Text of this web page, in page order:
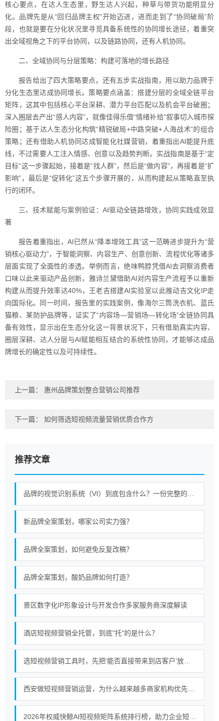
核心要点，在达人生态里，野生达人兴起，种草与带货功能明显分
化。品牌先是从“回归品牌主权”开始迈进，进而走到了“协同破局”阶
段，也就是要在分化状况里寻觅具备系统性的协同增长途径，着重突
出全域视角之下的平台协同，以及链路协同，还有人机协同。
二、全域协同与分层策略：构建可落地的增长路径
报告给出了四大策略要点，还有五步实战指南，用以助力品牌于
分化生态里达成协同增长。策略要点涵盖：搭建分层的全域全链平台
矩阵，这其中包括核心平台深耕、潜力平台匹配以及机会平台破圈；
深入圈层去产出“感人内容”，就像佳得乐借“情绪补给”叙事切入城市探
险圈；基于达人生态分化构筑“精锐破局+中路突破+人海战术”的组合
策略；还有借助人机协同达成智能化社媒营销，着重指出AI能提升底
线，不过需要人工注入情感、创意以及趋势判断。实战指南是基于“定
目标”这一步骤起始，接着是“找人群”，然后是“做内容”，再接着是“扩
影响”，最后是“促转化”这五个步骤开展的，从而构建起从策略直至执
行的闭环。
三、技术赋能与案例验证：AI驱动全链路增效，协同实践成效显
著
报告着重指出，AI已然从“降本增效工具”这一范畴进步提升为“营
销核心驱动力”，于智能洞察、内容生产、创意创新、流程优化等诸多
层面实现了全面性的渗透。举例而言，绝味鸭脖凭借AI去洞察消费者
口味以此来驱动产品创新，雅诗兰黛借助AI对内容生产流程予以重新
构建从而提升效率达40%，王老吉搭建AI实验室以此推动吉文化IP走
向国际化。同一时间，报告里的实践案例，像海尔三筒洗衣机、蓝氏
猫粮、某防护品牌等，证实了“内容场—营销场—转化场”全链协同具
备有效性，显示出在生态分化这一背景状况下，只有借助真实内容、
圈层深耕、达人分层与AI赋能相互结合的系统性协同，才能够达成品
牌增长的确定性以及可持续性。
上一篇： 惠州品牌策划整合营销公司推荐
下一篇： 如何筛选短视频流量营销优质合作方
推荐文章
新品牌全案策划，哪家公司实力强？
品牌全案策划，如何避免反复改稿？
品牌全案策划，酸奶品牌如何打造？
景区数字化IP形象设计与开发合作多家服务商深度解读
酒店短视频营销全托管，到底"托"的是什么？